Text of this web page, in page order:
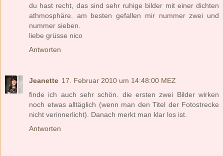
du hast recht, das sind sehr ruhige bilder mit einer dichten
athmosphäre. am besten gefallen mir nummer zwei und
nummer sieben.
liebe grüsse nico
Antworten
Jeanette 17. Februar 2010 um 14:48:00 MEZ
finde ich auch sehr schön. die ersten zwei Bilder wirken
noch etwas alltäglich (wenn man den Titel der Fotostrecke
nicht verinnerlicht). Danach merkt man klar los ist.
Antworten